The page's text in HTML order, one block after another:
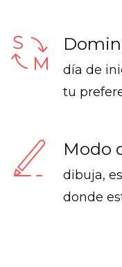
día de
tu
Modo
dibuja,
donde